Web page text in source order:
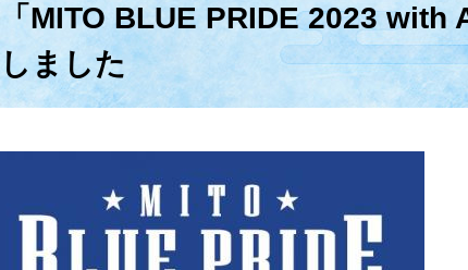
「MITO BLUE PRIDE 2023 with
しました